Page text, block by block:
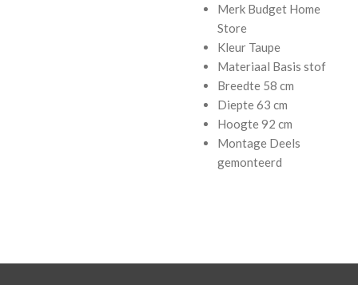
Merk Budget Home
Store
KleurTaupe
Materiaal Basis stof
Breedte 58 cm
Diepte63 cm
Hoogte92 cm
Montage Deels
gemonteerd